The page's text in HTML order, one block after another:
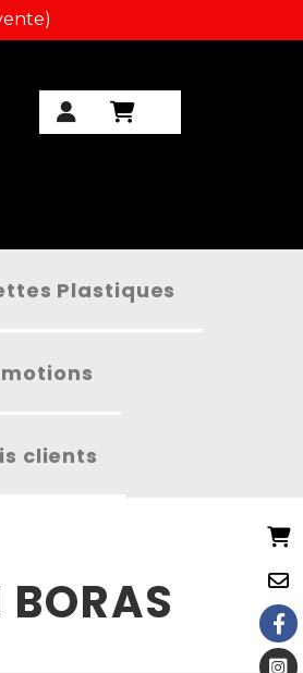
Plastiques
clients